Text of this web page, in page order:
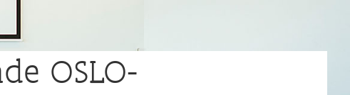
OSLO-